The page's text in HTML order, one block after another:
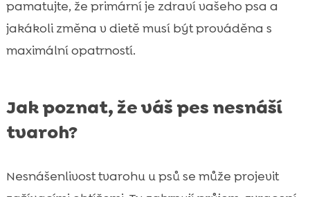
pamatujte, že primární je zdraví vašeho psa a
jakákoli změna v dietě musí být prováděna s
maximální opatrností.
Jak poznat, že váš pes nesnáší
tvaroh?
Nesnášenlivost tvarohu u psů se může projevit